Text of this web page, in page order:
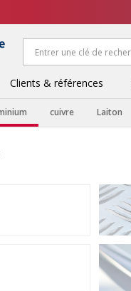
Clients & références
cuivre Laiton